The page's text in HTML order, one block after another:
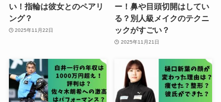
い！指輪は彼女とのペアリ
ング？
2025年11月22日
ー！鼻や目頭切開はしてい
る？別人級メイクのテクニ
ックがすごい？
2025年11月21日